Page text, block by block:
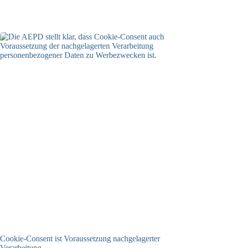
Cookie-Consent ist Voraussetzung nachgelagerter